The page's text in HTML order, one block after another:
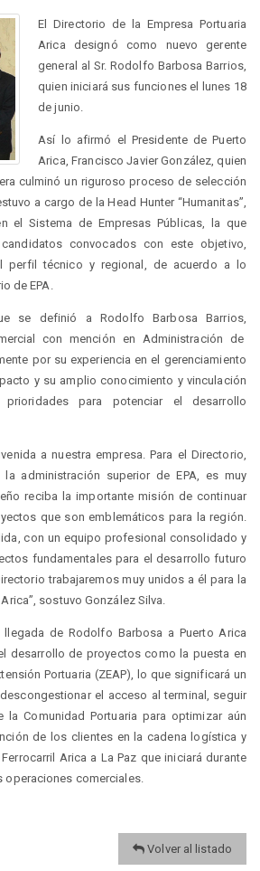
El Directorio de la Empresa Portuaria
Arica designó como nuevo gerente
general al Sr. Rodolfo Barbosa Barrios,
quien iniciará sus funciones el lunes 18
de junio.
Así lo afirmó el Presidente de Puerto
Arica, Francisco Javier González, quien
culminó un riguroso proceso de selección
a cargo de la Head Hunter “Humanitas”,
el Sistema de Empresas Públicas, la que
convocados con este objetivo,
perfil técnico y regional, de acuerdo a lo
de EPA.
se definió a Rodolfo Barbosa Barrios,
con mención en Administración de
por su experiencia en el gerenciamiento
y su amplio conocimiento y vinculación
para potenciar el desarrollo
a nuestra empresa. Para el Directorio,
administración superior de EPA, es muy
reciba la importante misión de continuar
que son emblemáticos para la región.
con un equipo profesional consolidado y
fundamentales para el desarrollo futuro
trabajaremos muy unidos a él para la
sostuvo González Silva.
de Rodolfo Barbosa a Puerto Arica
desarrollo de proyectos como la puesta en
Portuaria (ZEAP), lo que significará un
el acceso al terminal, seguir
Comunidad Portuaria para optimizar aún
de los clientes en la cadena logística y
Arica a La Paz que iniciará durante
operaciones comerciales.
Volver al listado